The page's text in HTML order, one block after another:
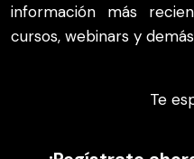
información más
cursos, webinars y
Te